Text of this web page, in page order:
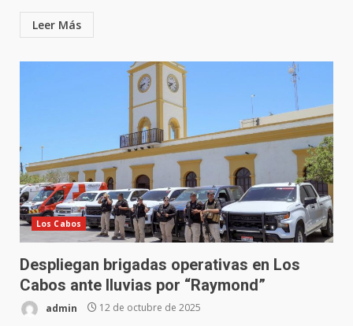
Leer Más
Los Cabos
Despliegan brigadas operativas en Los
Cabos ante lluvias por “Raymond”
admin 12 de octubre de 2025